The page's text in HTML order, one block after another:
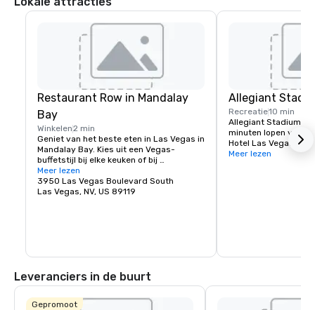
Restaurant Row in Mandalay
Bay
Winkelen2 min
Geniet van het beste eten in Las Vegas in
Mandalay Bay. Kies uit een Vegas-
buffetstijl bij elke keuken of bij
reserveringen voor lekker eten.
Meer lezen
3950 Las Vegas Boulevard South
Las Vegas, NV, US 89119
Allegiant
Recreatie10 min
Allegiant Stadium
minuten lopen van
Hotel Las Vegas en
wereldklasse,
Meer lezen
Leveranciers in de buurt
Gepromoot